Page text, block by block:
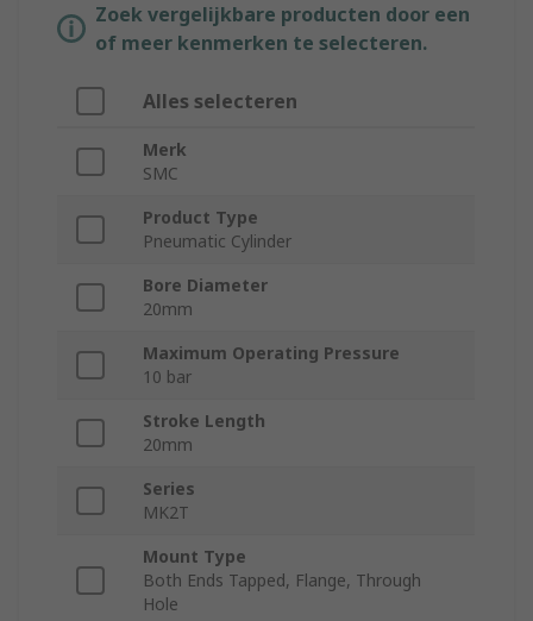
Zoek vergelijkbare producten door een
of meer kenmerken te selecteren.
Alles selecteren
Merk
SMC
Product Type
Pneumatic Cylinder
Bore Diameter
20mm
Maximum Operating Pressure
10 bar
Stroke Length
20mm
Series
MK2T
Mount Type
Both Ends Tapped, Flange, Through
Hole